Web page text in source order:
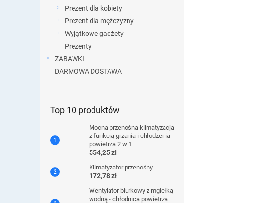
Prezent dla kobiety
Prezent dla mężczyzny
Wyjątkowe gadżety
Prezenty
ZABAWKI
DARMOWA DOSTAWA
Top 10 produktów
Mocna przenośna klimatyzacja
z funkcją grzania i chłodzenia
powietrza 2 w 1
554,25 zł
Klimatyzator przenośny
172,78 zł
Wentylator biurkowy z mgiełką
wodną - chłodnica powietrza